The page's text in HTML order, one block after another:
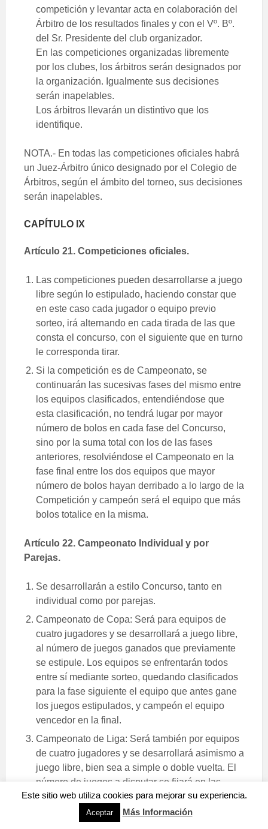
competición y levantar acta en colaboración del
Árbitro de los resultados finales y con el Vº. Bº.
del Sr. Presidente del club organizador.
En las competiciones organizadas libremente
por los clubes, los árbitros serán designados por
la organización. Igualmente sus decisiones
serán inapelables.
Los árbitros llevarán un distintivo que los
identifique.
NOTA.- En todas las competiciones oficiales habrá
un Juez-Árbitro único designado por el Colegio de
Árbitros, según el ámbito del torneo, sus decisiones
serán inapelables.
CAPÍTULO IX
Artículo 21. Competiciones oficiales.
Las competiciones pueden desarrollarse a juego
libre según lo estipulado, haciendo constar que
en este caso cada jugador o equipo previo
sorteo, irá alternando en cada tirada de las que
consta el concurso, con el siguiente que en turno
le corresponda tirar.
Si la competición es de Campeonato, se
continuarán las sucesivas fases del mismo entre
los equipos clasificados, entendiéndose que
esta clasificación, no tendrá lugar por mayor
número de bolos en cada fase del Concurso,
sino por la suma total con los de las fases
anteriores, resolviéndose el Campeonato en la
fase final entre los dos equipos que mayor
número de bolos hayan derribado a lo largo de la
Competición y campeón será el equipo que más
bolos totalice en la misma.
Artículo 22. Campeonato Individual y por
Parejas.
Se desarrollarán a estilo Concurso, tanto en
individual como por parejas.
Campeonato de Copa: Será para equipos de
cuatro jugadores y se desarrollará a juego libre,
al número de juegos ganados que previamente
se estipule. Los equipos se enfrentarán todos
entre sí mediante sorteo, quedando clasificados
para la fase siguiente el equipo que antes gane
los juegos estipulados, y campeón el equipo
vencedor en la final.
Campeonato de Liga: Será también por equipos
de cuatro jugadores y se desarrollará asimismo a
juego libre, bien sea a simple o doble vuelta. El
número de juegos a disputar se fijará en las
normas de la Competición, y cada juego ganado
supondrá un punto para el equipo que
corresponda. Se proclamará campeón el equipo
Este sitio web utiliza cookies para mejorar su experiencia.
Aceptar Más Información